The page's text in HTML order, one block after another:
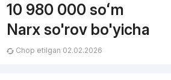
10 980 000 soʻm
Narx so'rov bo'yicha
Chop etilgan 02.02.2026